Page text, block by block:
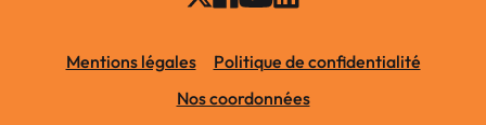
Mentions légales
Politique de confidentialité
Nos coordonnées